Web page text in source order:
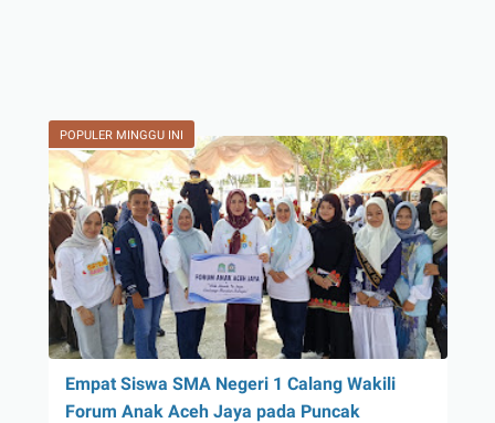
POPULER MINGGU INI
Empat Siswa SMA Negeri 1 Calang Wakili
Forum Anak Aceh Jaya pada Puncak